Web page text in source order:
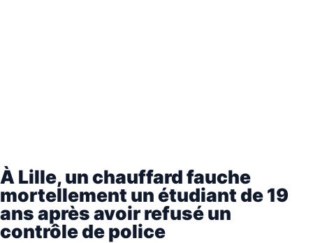
À Lille, un chauffard fauche
mortellement un étudiant de 19
ans après avoir refusé un
contrôle de police